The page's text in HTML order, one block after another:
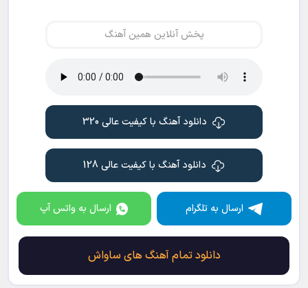
پخش آنلاین همین آهنگ
دانلود آهنگ با کیفیت عالی 320
دانلود آهنگ با کیفیت عالی 128
ارسال به تلگرام ارسال به واتس آپ
دانلود تمام آهنگ های ساواش